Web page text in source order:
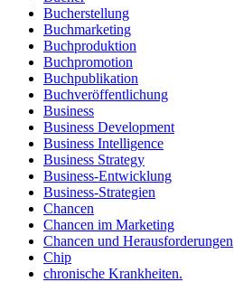
Bucherstellung
Buchmarketing
Buchproduktion
Buchpromotion
Buchpublikation
Buchveröffentlichung
Business
Business Development
Business Intelligence
Business Strategy
Business-Entwicklung
Business-Strategien
Chancen
Chancen im Marketing
Chancen und Herausforderungen
Chip
chronische Krankheiten.